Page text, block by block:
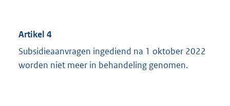
Artikel 4
Subsidieaanvragen ingediend na 1 oktober 2022
worden niet meer in behandeling genomen.